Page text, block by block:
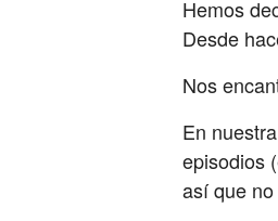
Hemos
Desde
Nos
En
episodios
así que